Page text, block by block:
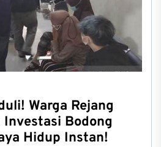
Warga Rejang
Bodong
Hidup Instan!